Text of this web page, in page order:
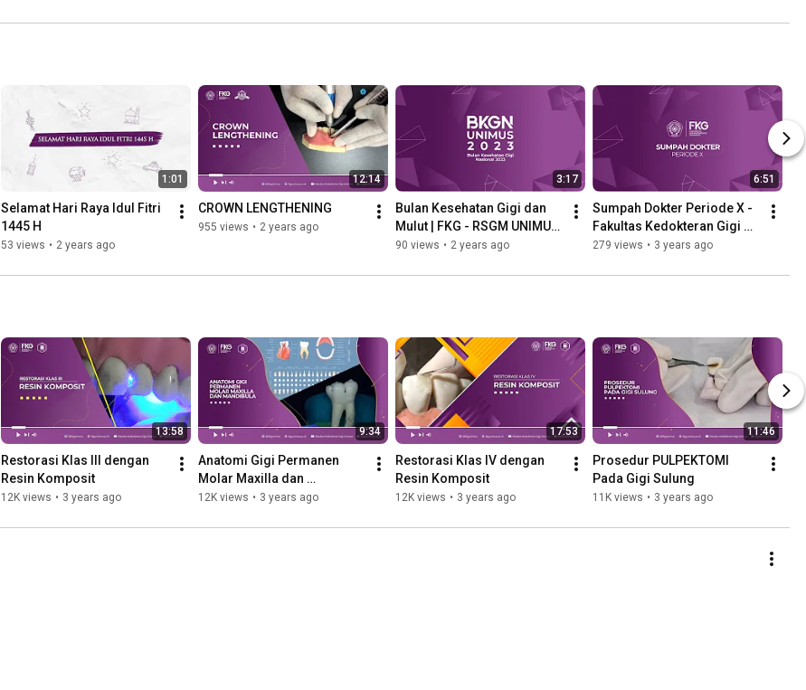
yang terintegrasi dalam setiap blok atau Islamic Revealed
1:01
Selamat Hari Raya Idul Fitri
1445 H
53 views • 2 years ago
12:14
CROWN LENGTHENING
955 views • 2 years ago
3:17
Bulan Kesehatan Gigi dan
Mulut | FKG - RSGM UNIMUS
2023
90 views • 2 years ago
6:51
Sumpah Dokter Periode X -
Fakultas Kedokteran Gigi
UNIMUS
279 views • 3 years ago
13:58
Restorasi Klas III dengan
Resin Komposit
12K views • 3 years ago
9:34
Anatomi Gigi Permanen
Molar Maxilla dan
Mandibula
12K views • 3 years ago
17:53
Restorasi Klas IV dengan
Resin Komposit
12K views • 3 years ago
11:46
Prosedur PULPEKTOMI
Pada Gigi Sulung
11K views • 3 years ago